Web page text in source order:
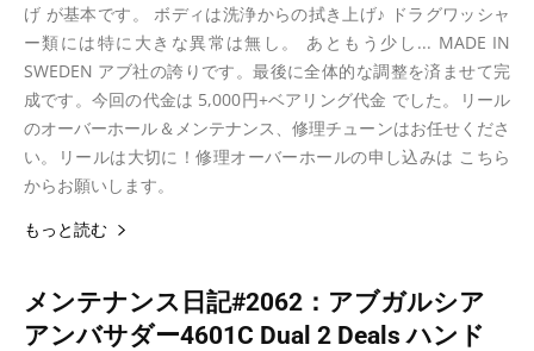
げ が基本です。 ボディは洗浄からの拭き上げ♪ ドラグワッシャ
ー類には特に大きな異常は無し。 あともう少し... MADE IN
SWEDEN アブ社の誇りです。最後に全体的な調整を済ませて完
成です。今回の代金は 5,000円+ベアリング代金 でした。リール
のオーバーホール＆メンテナンス、修理チューンはお任せくださ
い。リールは大切に！修理オーバーホールの申し込みは こちら
からお願いします。
もっと読む
メンテナンス日記#2062：アブガルシア
アンバサダー4601C Dual 2 Deals ハンド